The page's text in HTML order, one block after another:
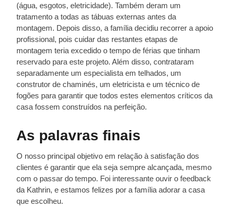
(água, esgotos, eletricidade). Também deram um
tratamento a todas as tábuas externas antes da
montagem. Depois disso, a família decidiu recorrer a apoio
profissional, pois cuidar das restantes etapas de
montagem teria excedido o tempo de férias que tinham
reservado para este projeto. Além disso, contrataram
separadamente um especialista em telhados, um
construtor de chaminés, um eletricista e um técnico de
fogões para garantir que todos estes elementos críticos da
casa fossem construídos na perfeição.
As palavras finais
O nosso principal objetivo em relação à satisfação dos
clientes é garantir que ela seja sempre alcançada, mesmo
com o passar do tempo. Foi interessante ouvir o feedback
da Kathrin, e estamos felizes por a família adorar a casa
que escolheu.